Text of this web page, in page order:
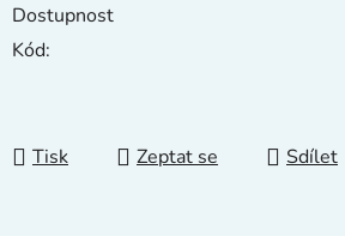
Dostupnost
Kód:
Tisk Zeptat se Sdílet